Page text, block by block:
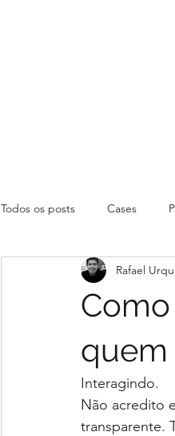
Todos os posts Cases
quem
Rafael
Interagindo.
Não acredito
transparente.